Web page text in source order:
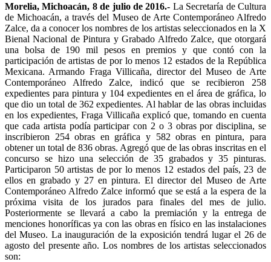
Morelia, Michoacán, 8 de julio de 2016.- La Secretaría de Cultura
de Michoacán, a través del Museo de Arte Contemporáneo Alfredo
Zalce, da a conocer los nombres de los artistas seleccionados en la X
Bienal Nacional de Pintura y Grabado Alfredo Zalce, que otorgará
una bolsa de 190 mil pesos en premios y que contó con la
participación de artistas de por lo menos 12 estados de la República
Mexicana. Armando Fraga Villicaña, director del Museo de Arte
Contemporáneo Alfredo Zalce, indicó que se recibieron 258
expedientes para pintura y 104 expedientes en el área de gráfica, lo
que dio un total de 362 expedientes. Al hablar de las obras incluidas
en los expedientes, Fraga Villicaña explicó que, tomando en cuenta
que cada artista podía participar con 2 o 3 obras por disciplina, se
inscribieron 254 obras en gráfica y 582 obras en pintura, para
obtener un total de 836 obras. Agregó que de las obras inscritas en el
concurso se hizo una selección de 35 grabados y 35 pinturas.
Participaron 50 artistas de por lo menos 12 estados del país, 23 de
ellos en grabado y 27 en pintura. El director del Museo de Arte
Contemporáneo Alfredo Zalce informó que se está a la espera de la
próxima visita de los jurados para finales del mes de julio.
Posteriormente se llevará a cabo la premiación y la entrega de
menciones honoríficas ya con las obras en físico en las instalaciones
del Museo. La inauguración de la exposición tendrá lugar el 26 de
agosto del presente año. Los nombres de los artistas seleccionados
son: